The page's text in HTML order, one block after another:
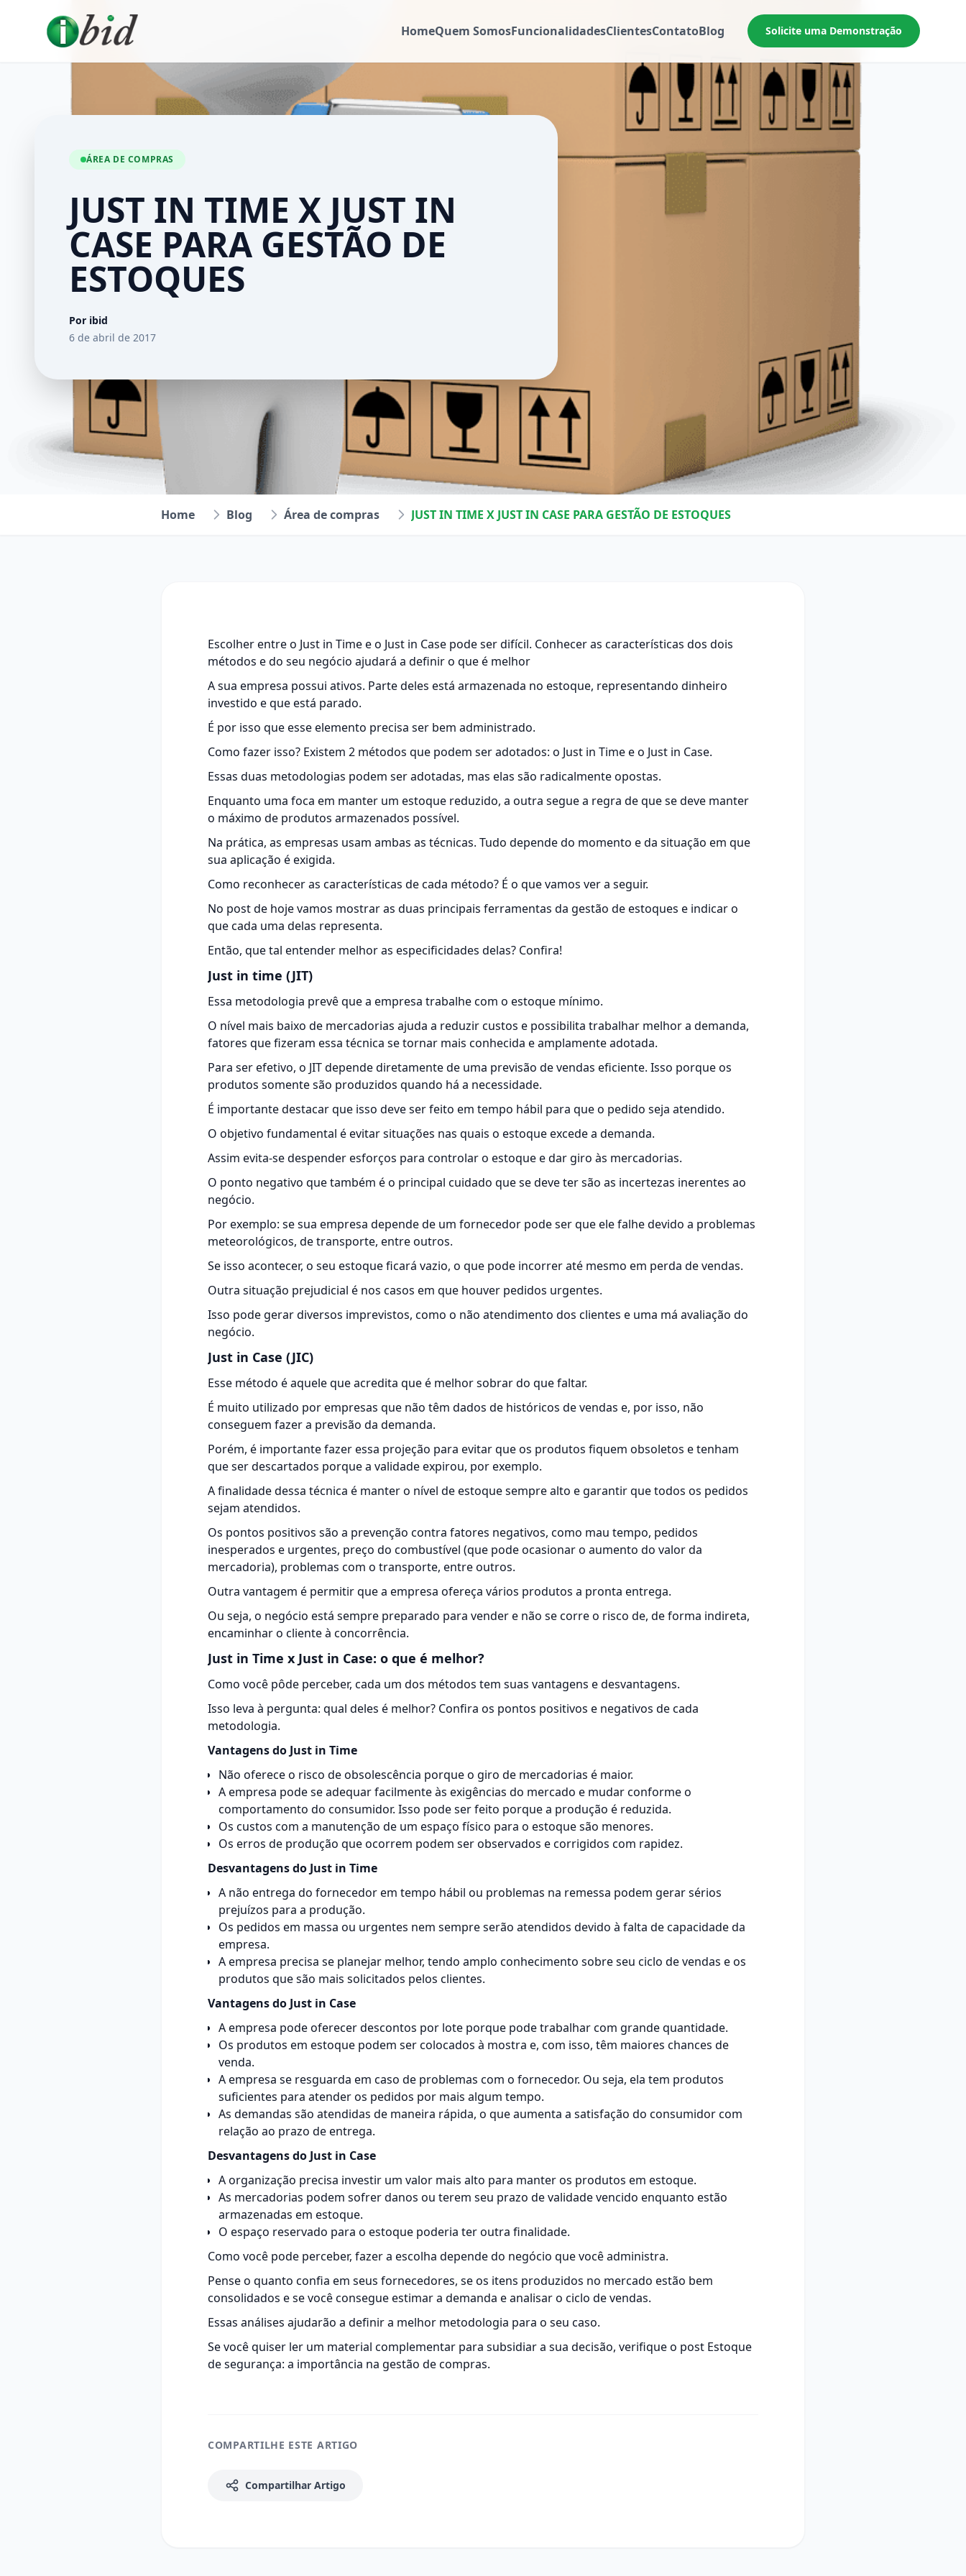
HomeQuem SomosFuncionalidadesClientesContatoBlog Solicite uma Demonstração
ÁREA DE COMPRAS
JUST IN TIME X JUST IN
CASE PARA GESTÃO DE
ESTOQUES
Por ibid
6 de abril de 2017
Home Blog Área de compras JUST IN TIME X JUST IN CASE PARA GESTÃO DE ESTOQUES
Escolher entre o Just in Time e o Just in Case pode ser difícil. Conhecer as características dos dois
métodos e do seu negócio ajudará a definir o que é melhor
A sua empresa possui ativos. Parte deles está armazenada no estoque, representando dinheiro
investido e que está parado.
É por isso que esse elemento precisa ser bem administrado.
Como fazer isso? Existem 2 métodos que podem ser adotados: o Just in Time e o Just in Case.
Essas duas metodologias podem ser adotadas, mas elas são radicalmente opostas.
Enquanto uma foca em manter um estoque reduzido, a outra segue a regra de que se deve manter
o máximo de produtos armazenados possível.
Na prática, as empresas usam ambas as técnicas. Tudo depende do momento e da situação em que
sua aplicação é exigida.
Como reconhecer as características de cada método? É o que vamos ver a seguir.
No post de hoje vamos mostrar as duas principais ferramentas da gestão de estoques e indicar o
que cada uma delas representa.
Então, que tal entender melhor as especificidades delas? Confira!
Just in time (JIT)
Essa metodologia prevê que a empresa trabalhe com o estoque mínimo.
O nível mais baixo de mercadorias ajuda a reduzir custos e possibilita trabalhar melhor a demanda,
fatores que fizeram essa técnica se tornar mais conhecida e amplamente adotada.
Para ser efetivo, o JIT depende diretamente de uma previsão de vendas eficiente. Isso porque os
produtos somente são produzidos quando há a necessidade.
É importante destacar que isso deve ser feito em tempo hábil para que o pedido seja atendido.
O objetivo fundamental é evitar situações nas quais o estoque excede a demanda.
Assim evita-se despender esforços para controlar o estoque e dar giro às mercadorias.
O ponto negativo que também é o principal cuidado que se deve ter são as incertezas inerentes ao
negócio.
Por exemplo: se sua empresa depende de um fornecedor pode ser que ele falhe devido a problemas
meteorológicos, de transporte, entre outros.
Se isso acontecer, o seu estoque ficará vazio, o que pode incorrer até mesmo em perda de vendas.
Outra situação prejudicial é nos casos em que houver pedidos urgentes.
Isso pode gerar diversos imprevistos, como o não atendimento dos clientes e uma má avaliação do
negócio.
Just in Case (JIC)
Esse método é aquele que acredita que é melhor sobrar do que faltar.
É muito utilizado por empresas que não têm dados de históricos de vendas e, por isso, não
conseguem fazer a previsão da demanda.
Porém, é importante fazer essa projeção para evitar que os produtos fiquem obsoletos e tenham
que ser descartados porque a validade expirou, por exemplo.
A finalidade dessa técnica é manter o nível de estoque sempre alto e garantir que todos os pedidos
sejam atendidos.
Os pontos positivos são a prevenção contra fatores negativos, como mau tempo, pedidos
inesperados e urgentes, preço do combustível (que pode ocasionar o aumento do valor da
mercadoria), problemas com o transporte, entre outros.
Outra vantagem é permitir que a empresa ofereça vários produtos a pronta entrega.
Ou seja, o negócio está sempre preparado para vender e não se corre o risco de, de forma indireta,
encaminhar o cliente à concorrência.
Just in Time x Just in Case: o que é melhor?
Como você pôde perceber, cada um dos métodos tem suas vantagens e desvantagens.
Isso leva à pergunta: qual deles é melhor? Confira os pontos positivos e negativos de cada
metodologia.
Vantagens do Just in Time
Não oferece o risco de obsolescência porque o giro de mercadorias é maior.
A empresa pode se adequar facilmente às exigências do mercado e mudar conforme o
comportamento do consumidor. Isso pode ser feito porque a produção é reduzida.
Os custos com a manutenção de um espaço físico para o estoque são menores.
Os erros de produção que ocorrem podem ser observados e corrigidos com rapidez.
Desvantagens do Just in Time
A não entrega do fornecedor em tempo hábil ou problemas na remessa podem gerar sérios
prejuízos para a produção.
Os pedidos em massa ou urgentes nem sempre serão atendidos devido à falta de capacidade da
empresa.
A empresa precisa se planejar melhor, tendo amplo conhecimento sobre seu ciclo de vendas e os
produtos que são mais solicitados pelos clientes.
Vantagens do Just in Case
A empresa pode oferecer descontos por lote porque pode trabalhar com grande quantidade.
Os produtos em estoque podem ser colocados à mostra e, com isso, têm maiores chances de
venda.
A empresa se resguarda em caso de problemas com o fornecedor. Ou seja, ela tem produtos
suficientes para atender os pedidos por mais algum tempo.
As demandas são atendidas de maneira rápida, o que aumenta a satisfação do consumidor com
relação ao prazo de entrega.
Desvantagens do Just in Case
A organização precisa investir um valor mais alto para manter os produtos em estoque.
As mercadorias podem sofrer danos ou terem seu prazo de validade vencido enquanto estão
armazenadas em estoque.
O espaço reservado para o estoque poderia ter outra finalidade.
Como você pode perceber, fazer a escolha depende do negócio que você administra.
Pense o quanto confia em seus fornecedores, se os itens produzidos no mercado estão bem
consolidados e se você consegue estimar a demanda e analisar o ciclo de vendas.
Essas análises ajudarão a definir a melhor metodologia para o seu caso.
Se você quiser ler um material complementar para subsidiar a sua decisão, verifique o post Estoque
de segurança: a importância na gestão de compras.
COMPARTILHE ESTE ARTIGO
Compartilhar Artigo